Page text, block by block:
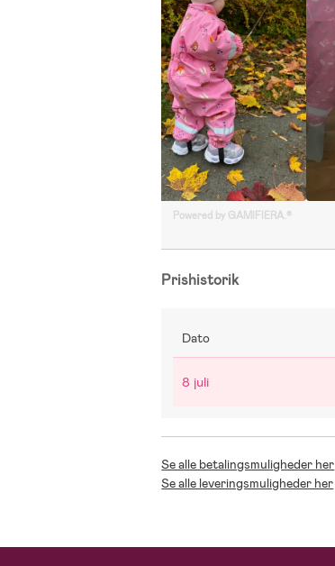
Powered by GAMIFIERA.®
Prishistorik
Dato
8 juli
Se alle betalingsmuligheder her
Se alle leveringsmuligheder her